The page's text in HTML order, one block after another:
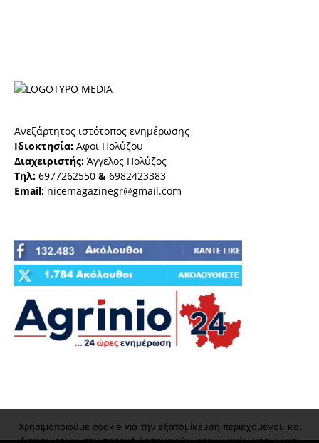
Ανεξάρτητος ιστότοπος ενημέρωσης
Ιδιοκτησία: Αφοι Πολύζου
Διαχειριστής: Άγγελος Πολύζος
Τηλ: 6977262550 & 6982423383
Email: nicemagazinegr@gmail.com
Χρησιμοποιούμε cookie για την εξατομίκευση περιεχομένου και